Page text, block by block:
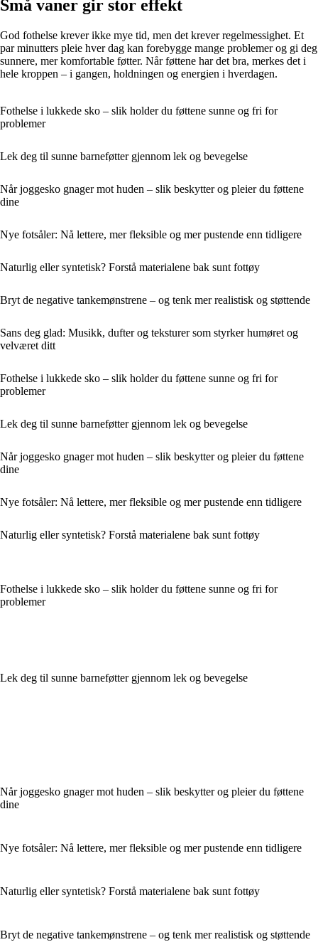
Små vaner gir stor effekt
God fothelse krever ikke mye tid, men det krever regelmessighet. Et
par minutters pleie hver dag kan forebygge mange problemer og gi deg
sunnere, mer komfortable føtter. Når føttene har det bra, merkes det i
hele kroppen – i gangen, holdningen og energien i hverdagen.
Fothelse i lukkede sko – slik holder du føttene sunne og fri for
problemer
Lek deg til sunne barneføtter gjennom lek og bevegelse
Når joggesko gnager mot huden – slik beskytter og pleier du føttene
dine
Nye fotsåler: Nå lettere, mer fleksible og mer pustende enn tidligere
Naturlig eller syntetisk? Forstå materialene bak sunt fottøy
Bryt de negative tankemønstrene – og tenk mer realistisk og støttende
Sans deg glad: Musikk, dufter og teksturer som styrker humøret og
velværet ditt
Fothelse i lukkede sko – slik holder du føttene sunne og fri for
problemer
Lek deg til sunne barneføtter gjennom lek og bevegelse
Når joggesko gnager mot huden – slik beskytter og pleier du føttene
dine
Nye fotsåler: Nå lettere, mer fleksible og mer pustende enn tidligere
Naturlig eller syntetisk? Forstå materialene bak sunt fottøy
Fothelse i lukkede sko – slik holder du føttene sunne og fri for
problemer
Lek deg til sunne barneføtter gjennom lek og bevegelse
Når joggesko gnager mot huden – slik beskytter og pleier du føttene
dine
Nye fotsåler: Nå lettere, mer fleksible og mer pustende enn tidligere
Naturlig eller syntetisk? Forstå materialene bak sunt fottøy
Bryt de negative tankemønstrene – og tenk mer realistisk og støttende